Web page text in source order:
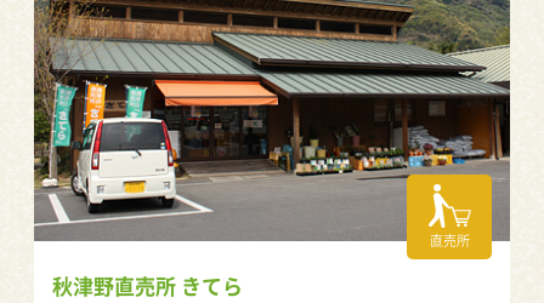
直売所
秋津野直売所 きてら